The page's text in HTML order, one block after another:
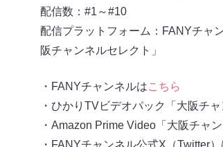
配信数：#1～#10
配信プラットフォーム：FANYチャ
阪チャンネルセレクト」
・FANYチャンネルはこちら
・ひかりTVビデオパック「大阪チ
・Amazon Prime Video「大阪チャ